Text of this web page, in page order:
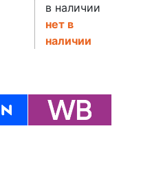
в наличии
нет в
наличии